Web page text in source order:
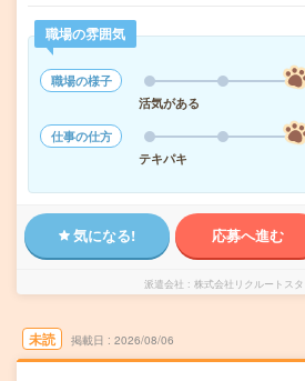
職場の雰囲気
職場の様子
活気がある
仕事の仕方
テキパキ
気になる! 応募へ進む
派遣会社 株式会社リクルートス
未読 掲載日 2026/08/06